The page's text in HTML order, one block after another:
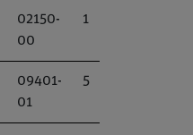
02150-
00
1
09401-
01
5